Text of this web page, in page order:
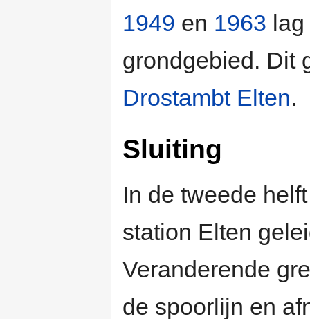
1949 en 1963
grondgebied. Dit
Drostambt Elten.
Sluiting
In de tweede
station Elten
Veranderende
de spoorlijn en